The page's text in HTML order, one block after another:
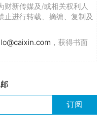
财新传媒及/或相关权利人
止进行转载、摘编、复制及
，获得书面
订阅